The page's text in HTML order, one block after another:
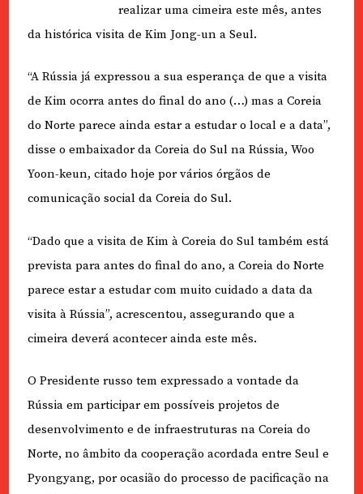
realizar uma cimeira este mês, antes
da histórica visita de Kim Jong-un a Seul.
“A Rússia já expressou a sua esperança de que a visita
de Kim ocorra antes do final do ano (…) mas a Coreia
do Norte parece ainda estar a estudar o local e a data”,
disse o embaixador da Coreia do Sul na Rússia, Woo
Yoon-keun, citado hoje por vários órgãos de
comunicação social da Coreia do Sul.
“Dado que a visita de Kim à Coreia do Sul também está
prevista para antes do final do ano, a Coreia do Norte
parece estar a estudar com muito cuidado a data da
visita à Rússia”, acrescentou, assegurando que a
cimeira deverá acontecer ainda este mês.
O Presidente russo tem expressado a vontade da
Rússia em participar em possíveis projetos de
desenvolvimento e de infraestruturas na Coreia do
Norte, no âmbito da cooperação acordada entre Seul e
Pyongyang, por ocasião do processo de pacificação na